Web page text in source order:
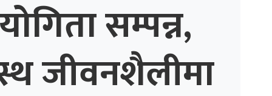
सम्पन्न,
जीवनशैलीमा